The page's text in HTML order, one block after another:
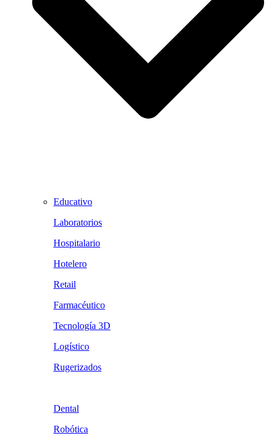
Educativo
Laboratorios
Hospitalario
Hotelero
Retail
Farmacéutico
Tecnología 3D
Logístico
Rugerizados
Dental
Robótica